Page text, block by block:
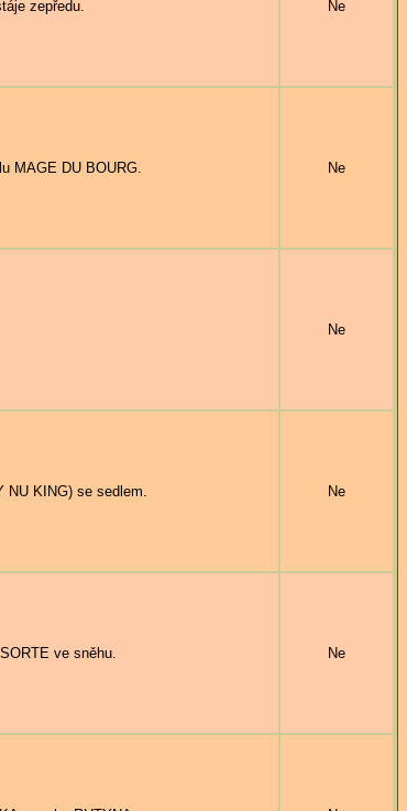
zepředu. Ne
MAGE DU BOURG. Ne
Ne
KING) se sedlem. Ne
ve sněhu. Ne